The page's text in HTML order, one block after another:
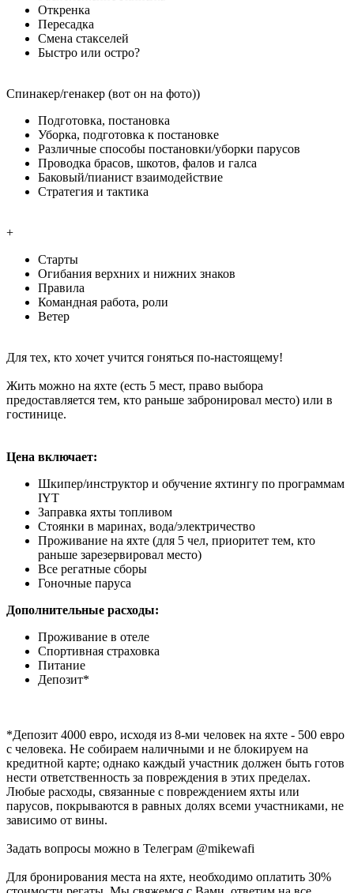
Откренка
Пересадка
Смена стакселей
Быстро или остро?
Спинакер/генакер (вот он на фото))
Подготовка, постановка
Уборка, подготовка к постановке
Различные способы постановки/уборки парусов
Проводка брасов, шкотов, фалов и галса
Баковый/пианист взаимодействие
Стратегия и тактика
+
Старты
Огибания верхних и нижних знаков
Правила
Командная работа, роли
Ветер
Для тех, кто хочет учится гоняться по-настоящему!
Жить можно на яхте (есть 5 мест, право выбора
предоставляется тем, кто раньше забронировал место) или в
гостинице.
Цена включает:
Шкипер/инструктор и обучение яхтингу по программам
IYT
Заправка яхты топливом
Стоянки в маринах, вода/электричество
Проживание на яхте (для 5 чел, приоритет тем, кто
раньше зарезервировал место)
Все регатные сборы
Гоночные паруса
Дополнительные расходы:
Проживание в отеле
Спортивная страховка
Питание
Депозит*
*Депозит 4000 евро, исходя из 8-ми человек на яхте - 500 евро
с человека. Не собираем наличными и не блокируем на
кредитной карте; однако каждый участник должен быть готов
нести ответственность за повреждения в этих пределах.
Любые расходы, связанные с повреждением яхты или
парусов, покрываются в равных долях всеми участниками, не
зависимо от вины.
Задать вопросы можно в Телеграм @mikewafi
Для бронирования места на яхте, необходимо оплатить 30%